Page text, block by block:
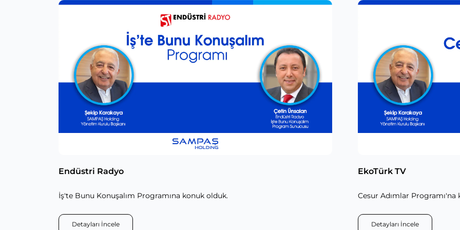
Endüstri Radyo
İş'te Bunu Konuşalım Programına konuk olduk.
Detayları İncele
EkoTürk TV
Cesur Adımlar Programı'na
Detayları İncele